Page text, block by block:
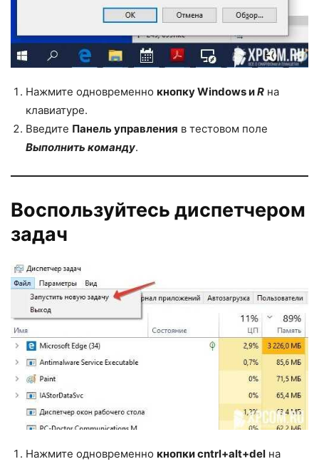
Нажмите одновременно кнопку Windows иR на
клавиатуре.
Введите Панель управления в тестовом поле
Выполнить команду.
Воспользуйтесь диспетчером
задач
Нажмите одновременно кнопки cntrl+alt+del на